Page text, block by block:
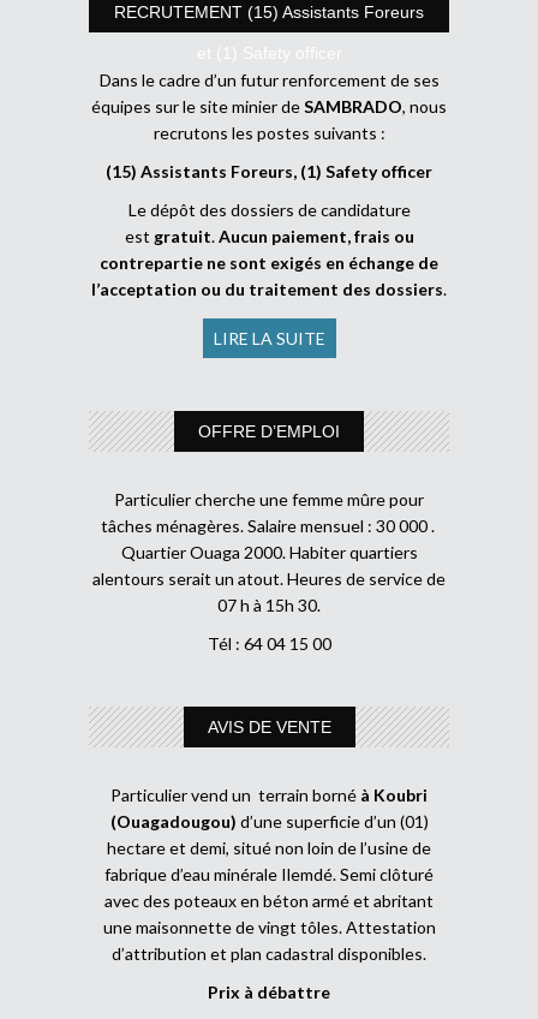
RECRUTEMENT (15) Assistants Foreurs
et (1) Safety officer
Dans le cadre d’un futur renforcement de ses
équipes sur le site minier deSAMBRADO, nous
recrutons les postes suivants :
(15) Assistants Foreurs, (1) Safety officer
Le dépôt des dossiers de candidature
est gratuit.Aucun paiement, frais ou
contrepartie ne sont exigés en échange de
l’acceptation ou du traitement des dossiers.
LIRE LA SUITE
OFFRE D’EMPLOI
Particulier cherche une femme mûre pour
tâches ménagères. Salaire mensuel : 30 000 .
Quartier Ouaga 2000. Habiter quartiers
alentours serait un atout. Heures de service de
07 h à 15h 30.
Tél : 64 04 15 00
AVIS DE VENTE
Particulier vend un terrain borné à Koubri
(Ouagadougou) d’une superficie d’un (01)
hectare et demi, situé non loin de l’usine de
fabrique d’eau minérale Ilemdé. Semi clôturé
avec des poteaux en béton armé et abritant
une maisonnette de vingt tôles. Attestation
d’attribution et plan cadastral disponibles.
Prix à débattre